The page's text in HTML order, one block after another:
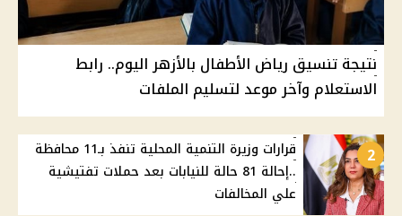
نتيجة تنسيق رياض الأطفال بالأزهر اليوم.. رابط
الاستعلام وآخر موعد لتسليم الملفات
2
قرارات وزيرة التنمية المحلية تنفذ بـ11 محافظة
..إحالة 81 حالة للنيابات بعد حملات تفتيشية
علي المخالفات